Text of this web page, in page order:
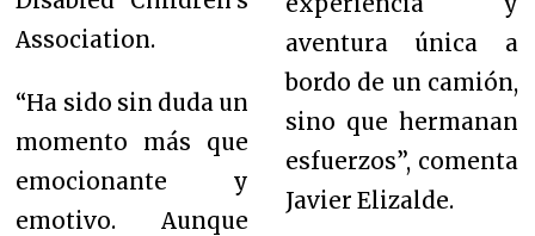
Association.
“Ha sido sin duda un
momento más que
emocionante y
emotivo. Aunque
aventura única a
bordo de un camión,
sino que hermanan
esfuerzos”, comenta
Javier Elizalde.